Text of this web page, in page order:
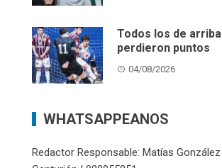
Todos los de arriba
perdieron puntos
04/08/2026
WHATSAPPEANOS
Redactor Responsable: Matías González